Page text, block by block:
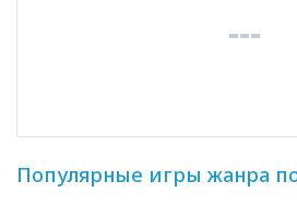
Популярные игры жанра